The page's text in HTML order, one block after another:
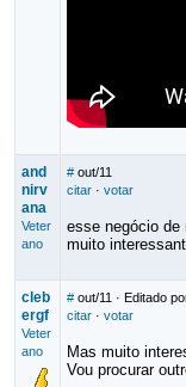
and
nirv
ana
Veter
ano
# out/11
citar· votar
esse negócio de
muito
cleb
ergf
Veter
ano
# out/11 · Editado
citar· votar
Mas muito
Vou procurar